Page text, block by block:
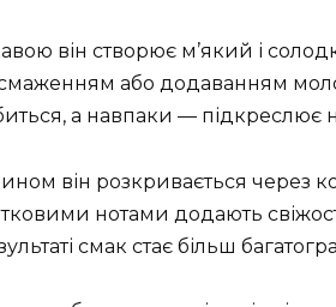
він створює м’який і
або додаванням
а навпаки — підкреслює
він розкривається через
нотами додають
смак стає більш